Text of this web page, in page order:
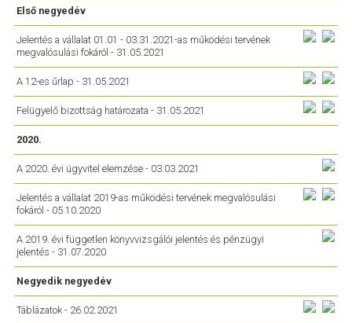
Első negyedév
Jelentés a vállalat 01.01 - 03.31.2021-as működési tervének
megvalósulási fokáról - 31.05.2021
A 12-es űrlap - 31.05.2021
Felügyelő bizottság határozata - 31.05.2021
2020.
A 2020. évi ügyvitel elemzése - 03.03.2021
Jelentés a vállalat 2019-as működési tervének megvalósulási
fokáról - 05.10.2020
A 2019. évi független könyvvizsgálói jelentés és pénzügyi
jelentés - 31.07.2020
Negyedik negyedév
Táblázatok - 26.02.2021